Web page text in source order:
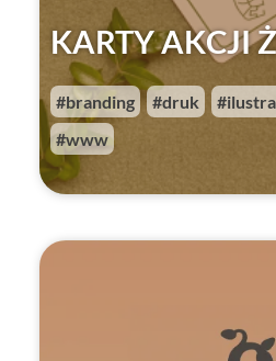
KARTY AKCJI
branding , druk
www